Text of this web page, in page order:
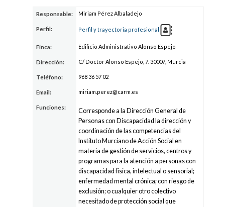
Responsable: Miriam Pérez Albaladejo
Perfil: Perfil y trayectoria profesional
Finca: Edificio Administrativo Alonso Espejo
Dirección: C/ Doctor Alonso Espejo, 7. 30007, Murcia
Teléfono: 968 36 57 02
Email: miriam.perez@carm.es
Funciones:
Corresponde a la Dirección General de
Personas con Discapacidad la dirección y
coordinación de las competencias del
Instituto Murciano de Acción Social en
materia de gestión de servicios, centros y
programas para la atención a personas con
discapacidad física, intelectual o sensorial;
enfermedad mental crónica; con riesgo de
exclusión; o cualquier otro colectivo
necesitado de protección social que